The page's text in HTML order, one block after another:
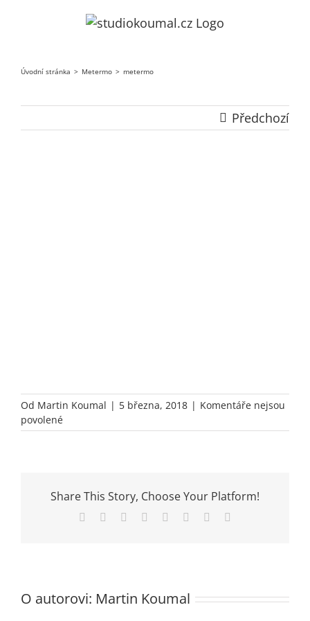
Úvodní stránka > Metermo > metermo
Předchozí
Od Martin Koumal | 5 března, 2018 | Komentáře nejsou
povolenéu
textu
Share This Story, Choose Your Platform!
Facebook
TwitterReddit LinkedIn
TumblrPinterest
O autorovi: Martin Koumal